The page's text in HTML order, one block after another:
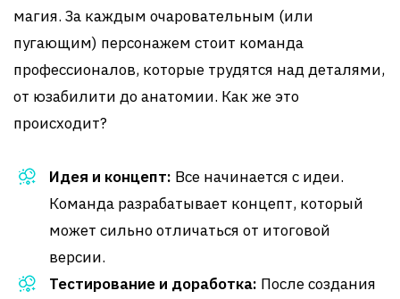
магия. За каждым очаровательным (или
пугающим) персонажем стоит команда
профессионалов, которые трудятся над деталями,
от юзабилити до анатомии. Как же это
происходит?
Идея и концепт: Все начинается с идеи.
Команда разрабатывает концепт, который
может сильно отличаться от итоговой
версии.
Тестирование и доработка: После создания